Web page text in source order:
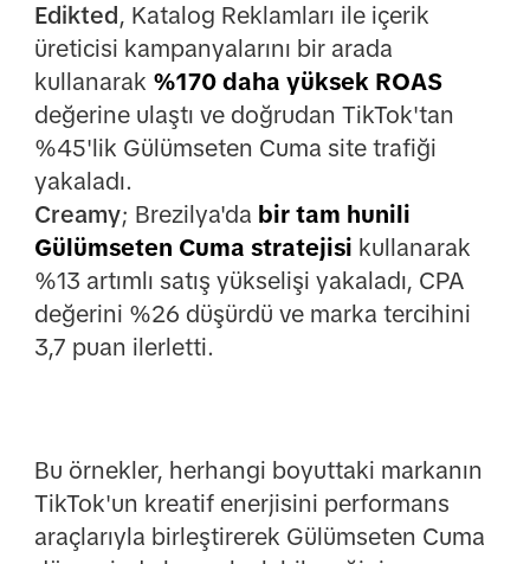
Edikted, Katalog Reklamları ile içerik
üreticisi kampanyalarını bir arada
kullanarak %170 daha yüksek ROAS
değerine ulaştı ve doğrudan TikTok'tan
%45'lik Gülümseten Cuma site trafiği
yakaladı.
Creamy; Brezilya'da bir tam hunili
Gülümseten Cuma stratejisi kullanarak
%13 artımlı satış yükselişi yakaladı, CPA
değerini %26 düşürdü ve marka tercihini
3,7 puan ilerletti.
Bu örnekler, herhangi boyuttaki markanın
TikTok'un kreatif enerjisini performans
araçlarıyla birleştirerek Gülümseten Cuma